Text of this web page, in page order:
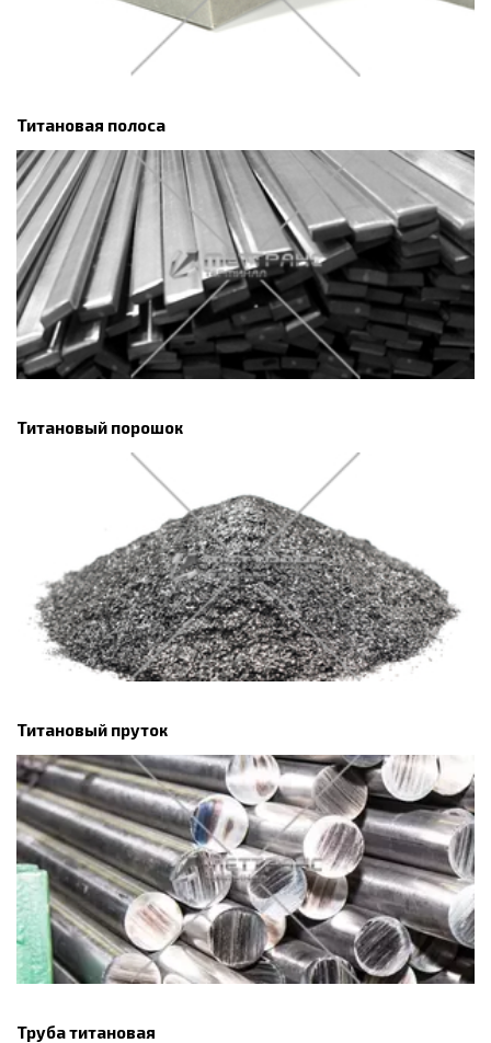
Титановая полоса
Титановый порошок
Титановый пруток
Труба титановая